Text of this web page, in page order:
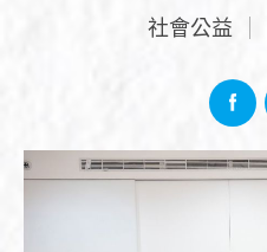
社會公益